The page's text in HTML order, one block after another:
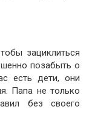
зациклиться
позабыть о
есть дети, они
Папа не только
без своего